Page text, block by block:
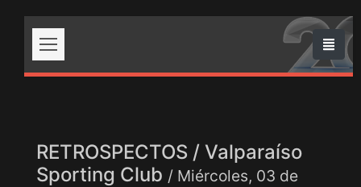
RETROSPECTOS / Valparaíso
Sporting Club / Miércoles, 03 de